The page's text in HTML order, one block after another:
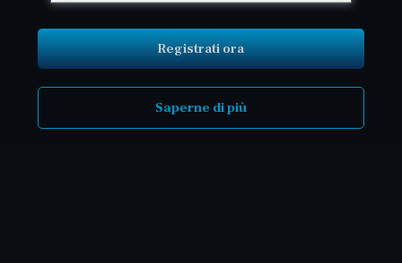
Registrati ora
Saperne di più